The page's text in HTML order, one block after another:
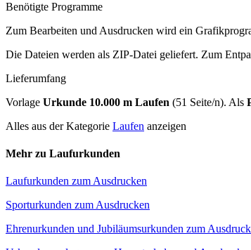
Benötigte Programme
Zum Bearbeiten und Ausdrucken wird ein
Die Dateien werden als ZIP-Datei geliefert. Zum
Lieferumfang
Vorlage Urkunde 10.000 m Laufen (51 Seite/n). Als
Alles aus der Kategorie Laufen anzeigen
Mehr zu Laufurkunden
Laufurkunden zum Ausdrucken
Sporturkunden zum Ausdrucken
Ehrenurkunden und Jubiläumsurkunden zum